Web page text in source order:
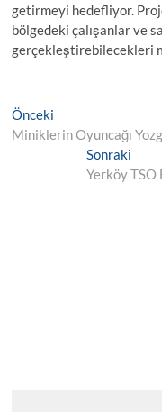
getirmeyi hedefliyor.
bölgedeki çalışanlar ve
gerçekleştirebilecekleri
Yazı
gezinmesi
Önceki
Yazı
Miniklerin Oyuncağı
Sonraki
Yazı:
Yerköy